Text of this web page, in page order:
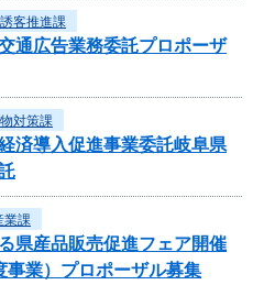
客推進課
通広告業務委託プロポーザ
対策課
済導入促進事業委託岐阜県
業課
県産品販売促進フェア開催
事業）プロポーザル募集